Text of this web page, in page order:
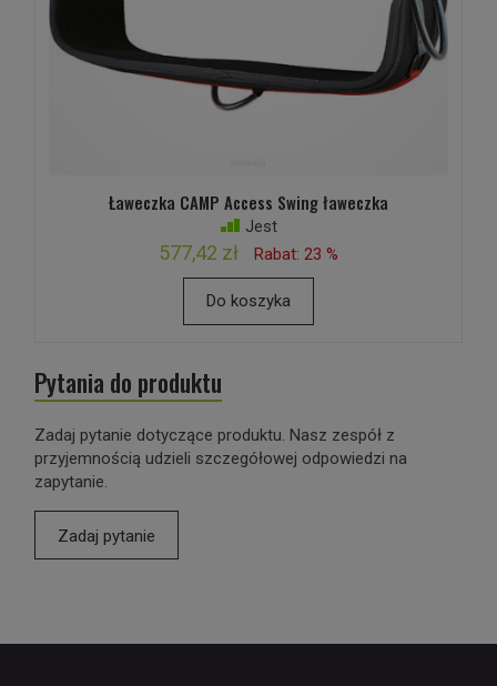
Ławeczka CAMP Access Swing ławeczka
Jest
577,42 zł Rabat: 23 %
Do koszyka
Pytania do produktu
Zadaj pytanie dotyczące produktu. Nasz zespół z
przyjemnością udzieli szczegółowej odpowiedzi na
zapytanie.
Zadaj pytanie